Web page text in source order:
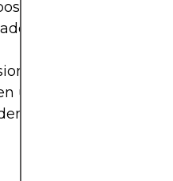
de indicadores,
por la
o quienes se
un procesamiento
y herramientas